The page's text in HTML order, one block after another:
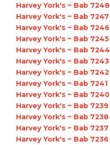
Harvey York's ~ Bab 7248
Harvey York's ~ Bab 7247
Harvey York's ~ Bab 7246
Harvey York's ~ Bab 7245
Harvey York's ~ Bab 7244
Harvey York's ~ Bab 7243
Harvey York's ~ Bab 7242
Harvey York's ~ Bab 7241
Harvey York's ~ Bab 7240
Harvey York's ~ Bab 7239
Harvey York's ~ Bab 7238
Harvey York's ~ Bab 7237
Harvey York's ~ Bab 7236